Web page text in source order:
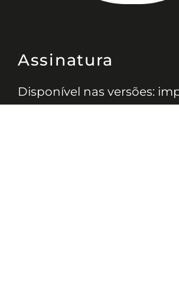
Assinatura
Disponível nas versões: